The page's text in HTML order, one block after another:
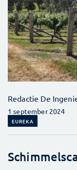
Redactie De
1 september 2024
EUREKA